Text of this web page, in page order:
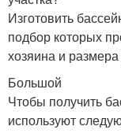
Изготовить
подбор которых
хозяина и размера
Большой
Чтобы получить
используют